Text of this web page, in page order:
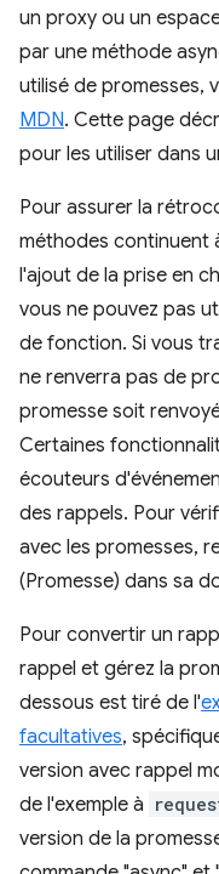
un proxy ou un
par une méthode
utilisé de promesses,
MDN. Cette page
pour les utiliser dans
Pour assurer la
méthodes continuent
l'ajout de la prise en
vous ne pouvez pas
de fonction. Si vous
ne renverra pas de
promesse soit
Certaines
écouteurs
des rappels. Pour
avec les promesses,
(Promesse) dans sa
Pour convertir un
rappel et gérez la
dessous est tiré de l'
facultatives,
version avec rappel
de l'exemple à
version de la